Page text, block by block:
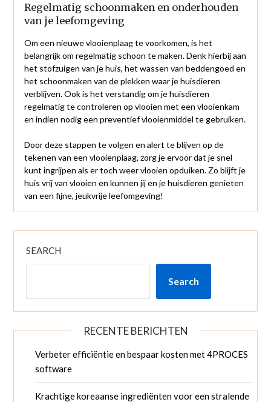
Regelmatig schoonmaken en onderhouden
van je leefomgeving
Om een nieuwe vlooienplaag te voorkomen, is het
belangrijk om regelmatig schoon te maken. Denk hierbij aan
het stofzuigen van je huis, het wassen van beddengoed en
het schoonmaken van de plekken waar je huisdieren
verblijven. Ook is het verstandig om je huisdieren
regelmatig te controleren op vlooien met een vlooienkam
en indien nodig een preventief vlooienmiddel te gebruiken.
Door deze stappen te volgen en alert te blijven op de
tekenen van een vlooienplaag, zorg je ervoor dat je snel
kunt ingrijpen als er toch weer vlooien opduiken. Zo blijft je
huis vrij van vlooien en kunnen jij en je huisdieren genieten
van een fijne, jeukvrije leefomgeving!
SEARCH
Search
RECENTE BERICHTEN
Verbeter efficiëntie en bespaar kosten met 4PROCES
software
Krachtige koreaanse ingrediënten voor een stralende